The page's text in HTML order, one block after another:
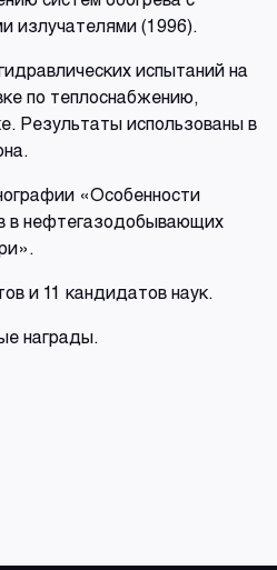
излучателями (1996).
испытаний на
по теплоснабжению,
Результаты использованы в
«Особенности
в нефтегазодобывающих
и 11 кандидатов наук.
награды.